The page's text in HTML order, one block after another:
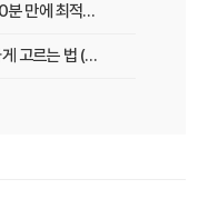
복잡한 운전자보험, 비교사이트로 10분 만에 최적의 설계 끝내는 법
운전자보험, 비교사이트에서 현명하게 고르는 법 (보장 VS 가격)